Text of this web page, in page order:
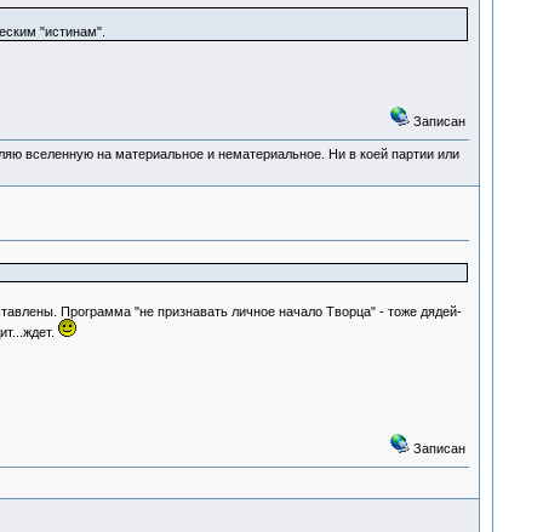
"истинам".
Записан
вселенную на материальное и нематериальное. Ни в коей партии или
Программа "не признавать личное начало Творца" - тоже дядей-
Записан